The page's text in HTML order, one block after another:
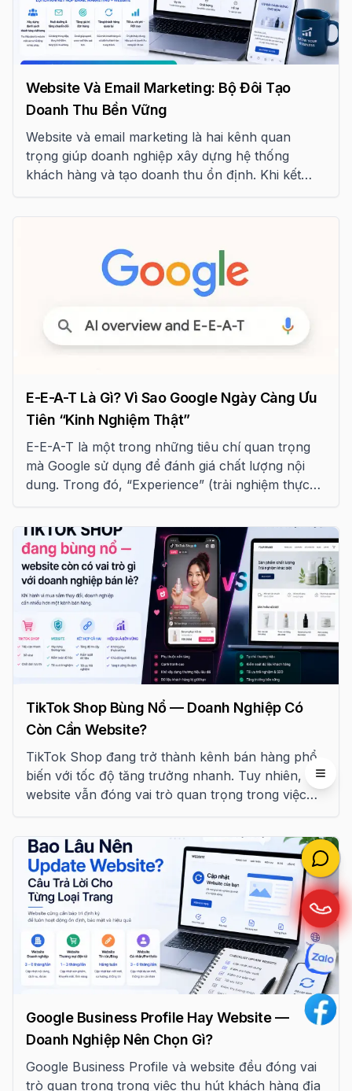
Website Và Email Marketing: Bộ Đôi Tạo
Doanh Thu Bền Vững
Website và email marketing là hai kênh quan
trọng giúp doanh nghiệp xây dựng hệ thống
khách hàng và tạo doanh thu ổn định. Khi kết
E-E-A-T Là Gì? Vì Sao Google Ngày Càng Ưu
Tiên “Kinh Nghiệm Thật”
E-E-A-T là một trong những tiêu chí quan trọng
mà Google sử dụng để đánh giá chất lượng nội
dung. Trong đó, “Experience” (trải nghiệm thực
TikTok Shop Bùng Nổ — Doanh Nghiệp Có
Còn Cần Website?
TikTok Shop đang trở thành kênh bán hàng phổ
biến với tốc độ tăng trưởng nhanh. Tuy nhiên,
website vẫn đóng vai trò quan trọng trong việc
Google Business Profile Hay Website —
Doanh Nghiệp Nên Chọn Gì?
Google Business Profile và website đều đóng vai
trò quan trọng trong việc thu hút khách hàng địa